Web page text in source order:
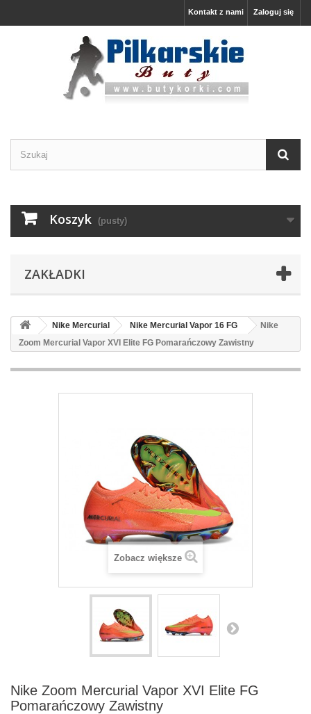
Zaloguj się
Kontakt z nami
Koszyk (pusty)
ZAKŁADKI
Nike Mercurial Nike Mercurial Vapor 16 FG
Nike
Zoom Mercurial Vapor XVI Elite FG Pomarańczowy Zawistny
Zobacz większe
Nike Zoom Mercurial Vapor XVI Elite FG
Pomarańczowy Zawistny